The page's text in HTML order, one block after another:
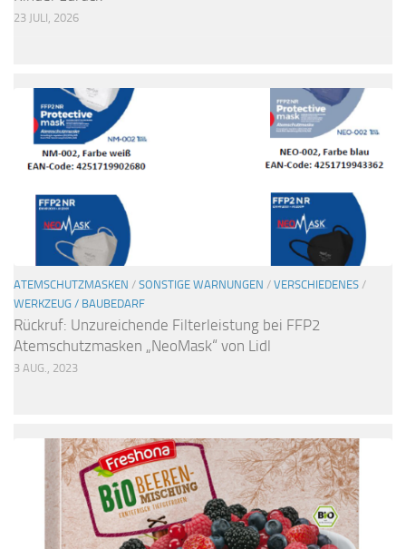
23 JULI, 2026
ATEMSCHUTZMASKEN / SONSTIGE WARNUNGEN / VERSCHIEDENES /
WERKZEUG / BAUBEDARF
Rückruf: Unzureichende Filterleistung bei FFP2
Atemschutzmasken „NeoMask“ von Lidl
3 AUG., 2023